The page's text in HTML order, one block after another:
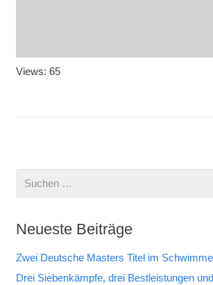
Views: 65
Suchen
Neueste Beiträge
Zwei Deutsche Masters Titel im
Drei Siebenkämpfe, drei Bestleistungen